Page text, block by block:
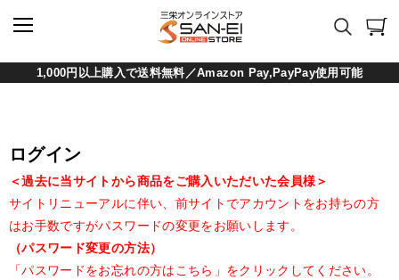
1,000円以上購入で送料無料／Amazon Pay,PayPay使用可能
ログイン
＜過去に当サイトから商品をご購入いただいた会員様＞
サイトリニューアルに伴い、前サイトでアカウントをお持ちの方
はお手数ですがパスワードの変更をお願いします。
（パスワード変更の方法）
「パスワードをお忘れの方はこちら」をクリックしてください。